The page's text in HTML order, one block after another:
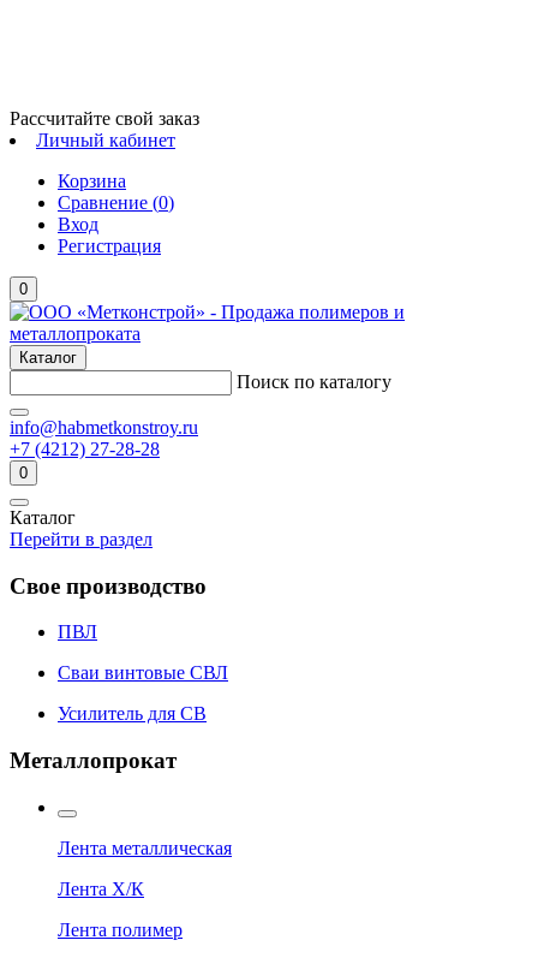
Рассчитайте свой заказ
Личный кабинет
Корзина
Сравнение (0)
Вход
Регистрация
0
Каталог
Поиск по каталогу
info@habmetkonstroy.ru
+7 (4212) 27-28-28
0
Каталог
Перейти в раздел
Свое производство
ПВЛ
Сваи винтовые СВЛ
Усилитель для СВ
Металлопрокат
Лента металлическая
Лента Х/К
Лента полимер